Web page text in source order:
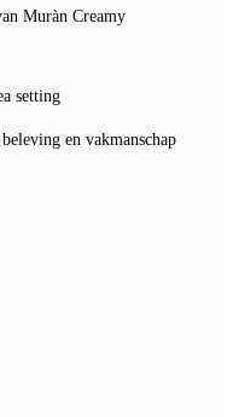
Muràn Creamy
setting
en vakmanschap